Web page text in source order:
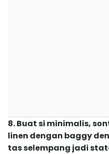
8. Buat si minimalis,
linen dengan baggy
tas selempang jadi